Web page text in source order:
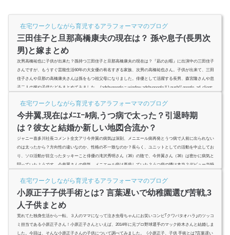
在宅ワークしながら育児するアラフォーママのブログ
三田佳子と旦那高橋康夫の現在は？ 孫や息子(長男次
男)と嫁まとめ
次男高橋祐也に子供が出来た？孫持つ三田佳子と旦那高橋康夫の現在は？『凪のお暇』に出演中の三田佳子
さんですが、もうすぐ芸能生活60年の大女優の有名すぎる家族、次男の高橋祐也さん。子供が出来て、三田
佳子さんや旦那の高橋康夫さんは孫をもつ祖父母になりました。俳優として活躍する長男、森宮隆さんや息
子二人の嫁や子供などをまとめてみました。 (adsbygoogle = window.adsbygoogle || ).push({ google_ad_client:
在宅ワークしながら育児するアラフォーママのブログ
今井翼,現在はﾒﾆｴｰﾙ病,うつ病で太った？引退時期
は？彼女と結婚か新しい地図合流か？
ジャニー喜多川社長コメント全文アリ今井翼の病気は深刻、メニエール病再発とうつ病で人前に出られない
のは太ったから？方向性の違いなのか、性格の不一致なのか？長らく、ユニットとしての活動を中止してお
り、ソロ活動が目立ったタッキーこと俳優の滝沢秀明さん（36）の陰で、今井翼さん（36）は密かに病気と
闘っていたようです。今井翼さんの病気、メニエール病は再発していた？うつ病の噂は本当？デビュー当時
).push(...
在宅ワークしながら育児するアラフォーママのブログ
小原正子子供手術とは? 言葉遅いで幼稚園選び苦戦,3
人子供まとめ
荒れてた独身生活から一転、３人のママになって泣き虫母ちゃんにお笑いコンビ｢クワバタオハラ｣のツッコ
ミ担当である小原正子さん！小原正子さんといえば、2014年に元プロ野球選手のマック鈴木さんと結婚しま
した。今回は、そんな小原正子さんの子供について調べてみました。《小原正子、子供 手術とは?言葉遅い